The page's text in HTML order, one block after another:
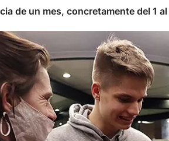
de un mes, concretamente del 1